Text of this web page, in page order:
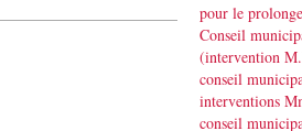
pour le
Conseil
(intervention
conseil
interventions
conseil